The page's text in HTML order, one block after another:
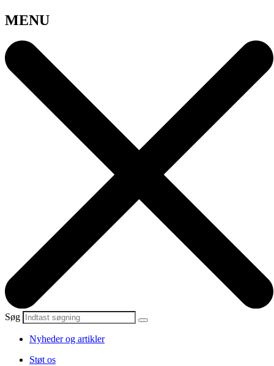
MENU
Søg
Nyheder og artikler
Støt os